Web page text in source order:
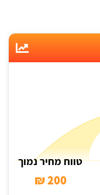
טווח מחיר נמוך
200 ₪